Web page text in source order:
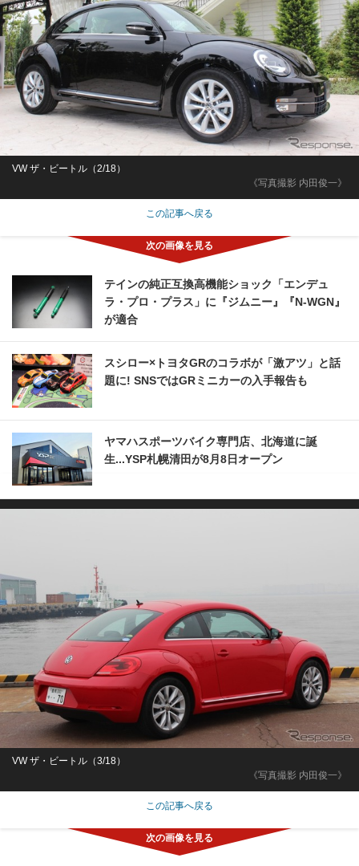
《写真撮影 内田俊一》
VW ザ・ビートル（2/18）
この記事へ戻る
テインの純正互換高機能ショック「エンデュ
ラ・プロ・プラス」に『ジムニー』『N-WGN』
が適合
スシロー×トヨタGRのコラボが「激アツ」と話
題に! SNSではGRミニカーの入手報告も
ヤマハスポーツバイク専門店、北海道に誕
生...YSP札幌清田が8月8日オープン
《写真撮影 内田俊一》
VW ザ・ビートル（3/18）
この記事へ戻る